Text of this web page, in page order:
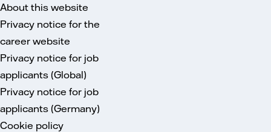
About this website
Privacy notice for the
career website
Privacy notice for job
applicants (Global)
Privacy notice for job
applicants (Germany)
Cookie policy